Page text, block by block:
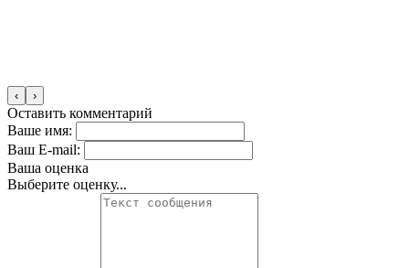
‹ ›
Оставить комментарий
Ваше имя:
Ваш E-mail:
Ваша оценка
Выберите оценку...